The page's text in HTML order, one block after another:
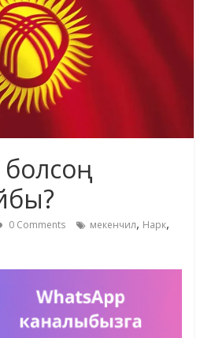
0 Comments мекенчил, Нарк,